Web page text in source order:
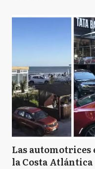
Las automotrices
la Costa Atlántica